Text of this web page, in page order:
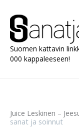
sisältöön
Suomen kattavin
000 kappaleeseen!
Juice Leskinen –
sanat ja soinnut